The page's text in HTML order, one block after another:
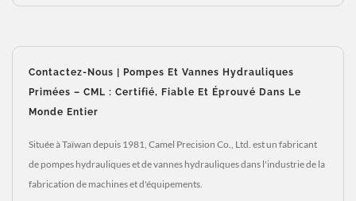
Contactez-Nous | Pompes Et Vannes Hydrauliques
Primées – CML : Certifié, Fiable Et Éprouvé Dans Le
Monde Entier
Située à Taïwan depuis 1981, Camel Precision Co., Ltd. est un fabricant
de pompes hydrauliques et de vannes hydrauliques dans l'industrie de la
fabrication de machines et d'équipements.